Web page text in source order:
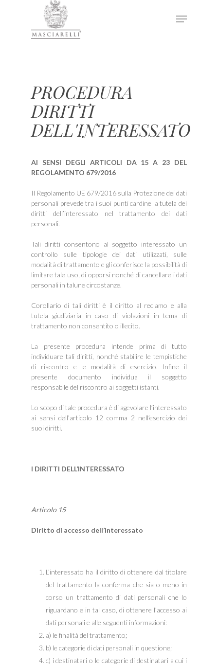
PROCEDURA
DIRITTI
DELL'INTERESSATO
AI SENSI DEGLI ARTICOLI DA 15 A 23 DEL
REGOLAMENTO 679/2016
Il Regolamento UE 679/2016 sulla Protezione dei dati
personali prevede tra i suoi punti cardine la tutela dei
diritti dell’interessato nel trattamento dei dati
personali.
Tali diritti consentono al soggetto interessato un
controllo sulle tipologie dei dati utilizzati, sulle
modalità di trattamento e gli conferisce la possibilità di
limitare tale uso, di opporsi nonché di cancellare i dati
personali in talune circostanze.
Corollario di tali diritti è il diritto al reclamo e alla
tutela giudiziaria in caso di violazioni in tema di
trattamento non consentito o illecito.
La presente procedura intende prima di tutto
individuare tali diritti, nonché stabilire le tempistiche
di riscontro e le modalità di esercizio. Infine il
presente documento individua il soggetto
responsabile del riscontro ai soggetti istanti.
Lo scopo di tale procedura è di agevolare l’interessato
ai sensi dell’articolo 12 comma 2 nell’esercizio dei
suoi diritti.
I DIRITTI DELL’INTERESSATO
Articolo 15
Diritto di accesso dell’interessato
L’interessato ha il diritto di ottenere dal titolare
del trattamento la conferma che sia o meno in
corso un trattamento di dati personali che lo
riguardano e in tal caso, di ottenere l’accesso ai
dati personali e alle seguenti informazioni:
a) le finalità del trattamento;
b) le categorie di dati personali in questione;
c) i destinatari o le categorie di destinatari a cui i